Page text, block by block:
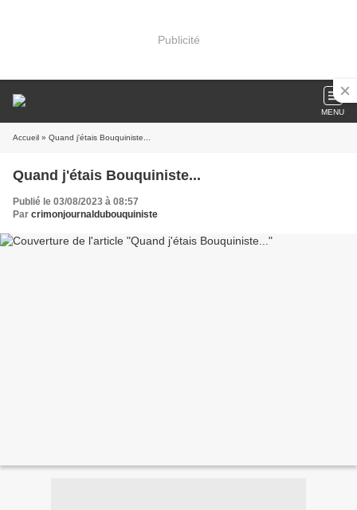
Publicité
MENU
Accueil » Quand j'étais Bouquiniste...
Quand j'étais Bouquiniste...
Publié le 03/08/2023 à 08:57
Par crimonjournaldubouquiniste